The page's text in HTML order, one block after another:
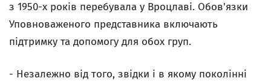
з 1950-х років перебувала у Вроцлаві. Обов'язки
Уповноваженого представника включають
підтримку та допомогу для обох груп.
- Незалежно від того, звідки і в якому поколінні